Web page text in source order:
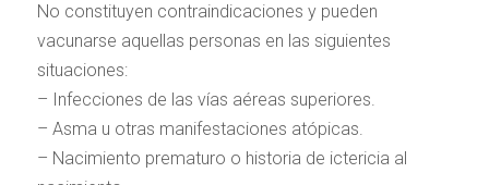
No constituyen contraindicaciones y pueden
vacunarse aquellas personas en las siguientes
situaciones:
– Infecciones de las vías aéreas superiores.
– Asma u otras manifestaciones atópicas.
– Nacimiento prematuro o historia de ictericia al